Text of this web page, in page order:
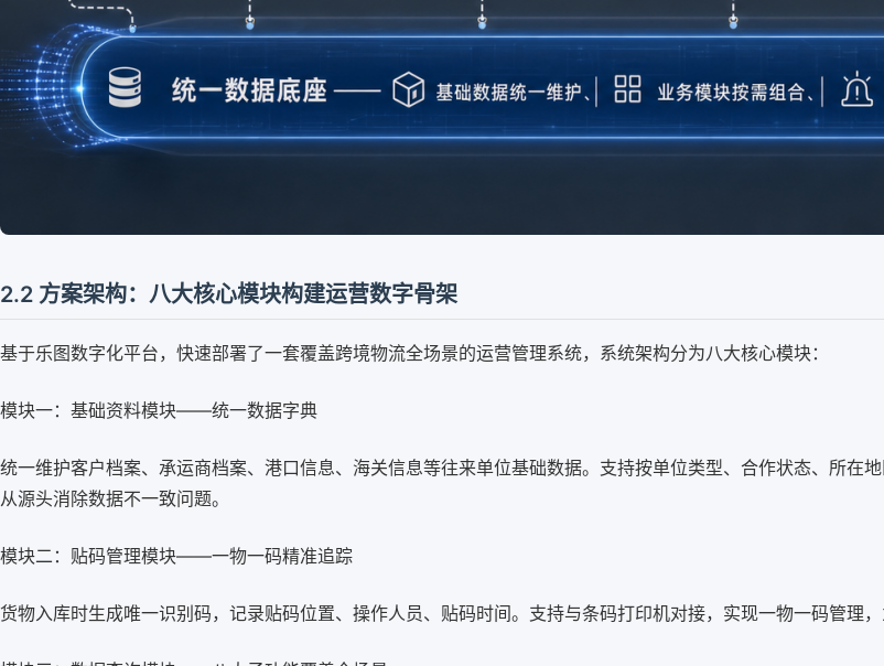
2.2 方案架构：八大核心模块构建运营数字骨架
基于乐图数字化平台，快速部署了一套覆盖跨境物流全场景的运营管理系统，系统架构分为八大核心模块：
模块一：基础资料模块——统一数据字典
统一维护客户档案、承运商档案、港口信息、海关信息等往来单位基础数据。支持按单位类型、合作状态、所在
从源头消除数据不一致问题。
模块二：贴码管理模块——一物一码精准追踪
货物入库时生成唯一识别码，记录贴码位置、操作人员、贴码时间。支持与条码打印机对接，实现一物一码管理，